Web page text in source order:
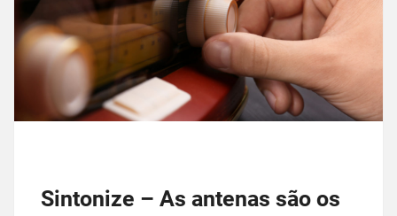
Sintonize – As antenas são os